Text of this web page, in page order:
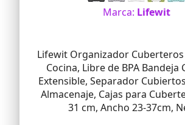
Marca: Lifewit
Lifewit Organizador
Cocina, Libre de BPA Bandeja
Extensible, Separador
Almacenaje, Cajas para
31 cm, Ancho 23-37cm,